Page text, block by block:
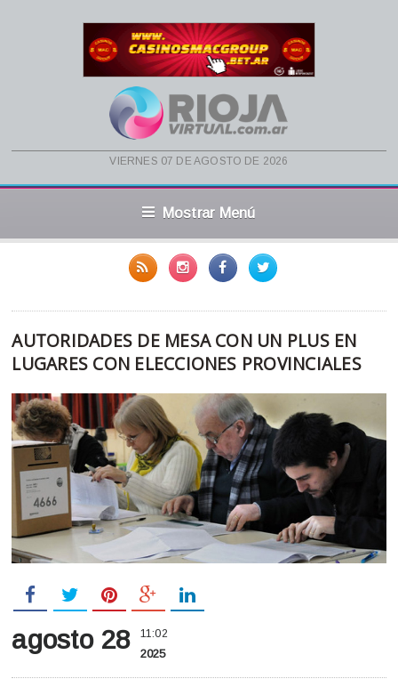
viernes 07 de agosto de 2026
Mostrar Menú
AUTORIDADES DE MESA CON UN PLUS EN
LUGARES CON ELECCIONES PROVINCIALES
agosto 28 11:02
2025